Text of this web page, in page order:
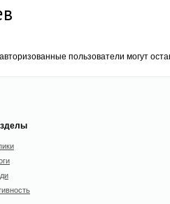
пользователи могут